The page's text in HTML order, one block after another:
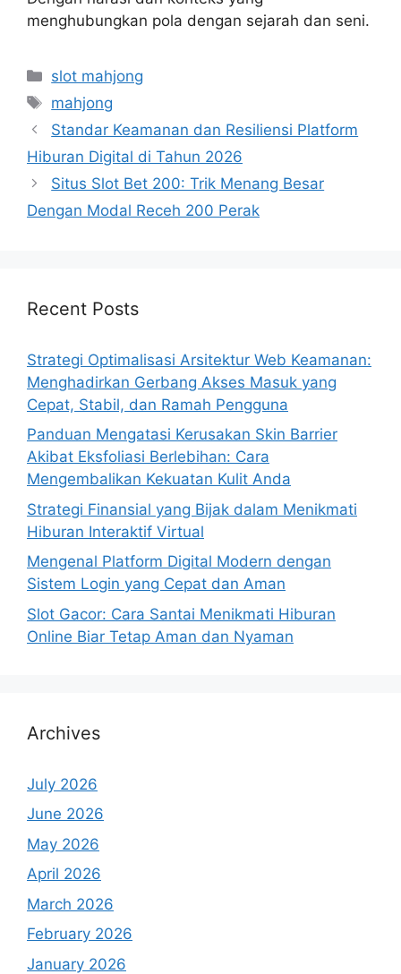
menghubungkan pola dengan sejarah dan seni.
Categories
slot mahjong
Tags
mahjong
Standar Keamanan dan Resiliensi Platform
Hiburan Digital di Tahun 2026
Situs Slot Bet 200: Trik Menang Besar
Dengan Modal Receh 200 Perak
Recent Posts
Strategi Optimalisasi Arsitektur Web Keamanan:
Menghadirkan Gerbang Akses Masuk yang
Cepat, Stabil, dan Ramah Pengguna
Panduan Mengatasi Kerusakan Skin Barrier
Akibat Eksfoliasi Berlebihan: Cara
Mengembalikan Kekuatan Kulit Anda
Strategi Finansial yang Bijak dalam Menikmati
Hiburan Interaktif Virtual
Mengenal Platform Digital Modern dengan
Sistem Login yang Cepat dan Aman
Slot Gacor: Cara Santai Menikmati Hiburan
Online Biar Tetap Aman dan Nyaman
Archives
July 2026
June 2026
May 2026
April 2026
March 2026
February 2026
January 2026